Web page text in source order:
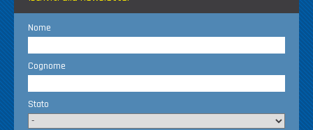
Nome
Cognome
Stato